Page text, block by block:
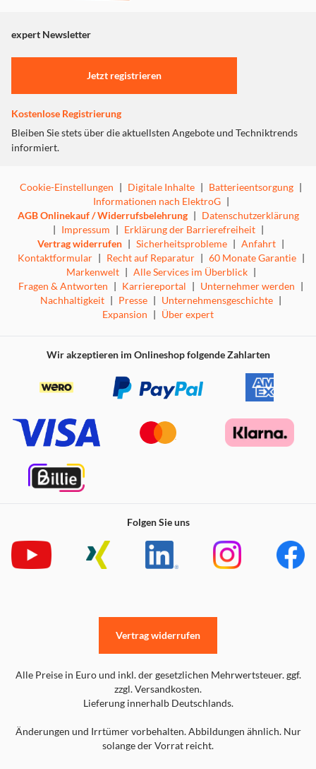
expert Newsletter
Jetzt registrieren
Kostenlose Registrierung
Bleiben Sie stets über die aktuellsten Angebote und Techniktrends
informiert.
Cookie-Einstellungen | Digitale Inhalte | Batterieentsorgung |
Informationen nach ElektroG |
AGB Onlinekauf / Widerrufsbelehrung | Datenschutzerklärung
| Impressum | Erklärung der Barrierefreiheit |
Vertrag widerrufen | Sicherheitsprobleme | Anfahrt |
Kontaktformular | Recht auf Reparatur | 60 Monate Garantie |
Markenwelt | Alle Services im Überblick |
Fragen & Antworten | Karriereportal | Unternehmer werden |
Nachhaltigkeit | Presse | Unternehmensgeschichte |
Expansion | Über expert
Wir akzeptieren im Onlineshop folgende Zahlarten
Folgen Sie uns
Alle Preise in Euro und inkl. der gesetzlichen Mehrwertsteuer. ggf.
zzgl. Versandkosten.
Lieferung innerhalb Deutschlands.
Änderungen und Irrtümer vorbehalten. Abbildungen ähnlich. Nur
solange der Vorrat reicht.
Vertrag widerrufen